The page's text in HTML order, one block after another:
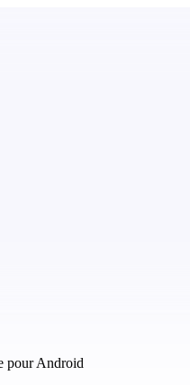
pour Android